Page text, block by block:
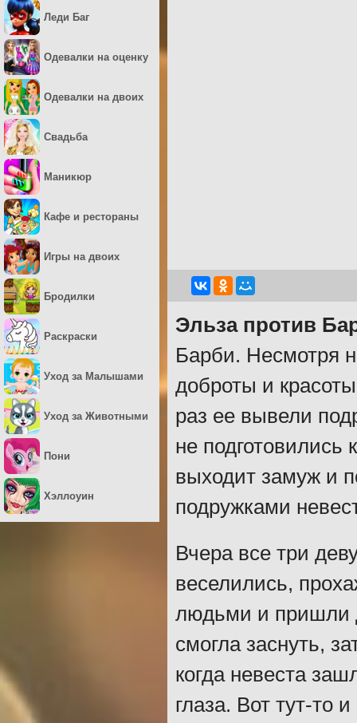
Эльза против
Барби. Несмотря
доброты и
раз ее вывели
не
выходит замуж и
подружками
Вчера все три
веселились,
людьми и пришли
смогла заснуть,
когда невеста
глаза. Вот тут-то
Леди Баг
Одевалки на оценку
Одевалки на двоих
Свадьба
Маникюр
Кафе и рестораны
Игры на двоих
Бродилки
Раскраски
Уход за Малышами
Уход за Животными
Пони
Хэллоуин